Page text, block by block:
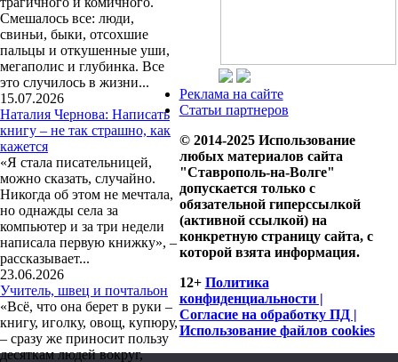
Смешалось все: люди,
свиньи, быки, отсохшие
пальцы и откушенные уши,
мегаполис и глубинка. Все
это случилось в жизни...
15.07.2026
Наталия Чернова: Написать
книгу – не так страшно, как
кажется
«Я стала писательницей,
можно сказать, случайно.
Никогда об этом не мечтала,
но однажды села за
компьютер и за три недели
написала первую книжку», –
рассказывает...
23.06.2026
Учитель, швец и почтальон
«Всё, что она берет в руки –
книгу, иголку, овощ, купюру,
– сразу же приносит пользу
десяткам людей вокруг,
Реклама на сайте
Статьи партнеров
© 2014-2025 Использование
любых материалов сайта
"Ставрополь-на-Волге"
допускается только с
обязательной гиперссылкой
(активной ссылкой) на
конкретную страницу сайта, с
которой взята информация.
12+ Политика
конфиденциальности |
Согласие на обработку ПД |
Использование файлов cookies